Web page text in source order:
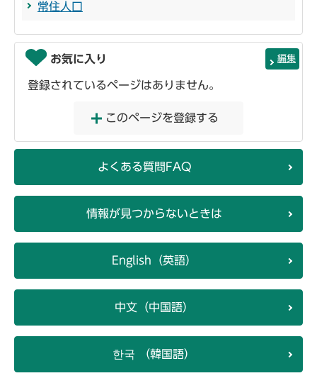
常住人口
お気に入り 編集
登録されているページはありません。
このページを登録する
よくある質問FAQ
情報が見つからないときは
English（英語）
中文（中国語）
한국 （韓国語）